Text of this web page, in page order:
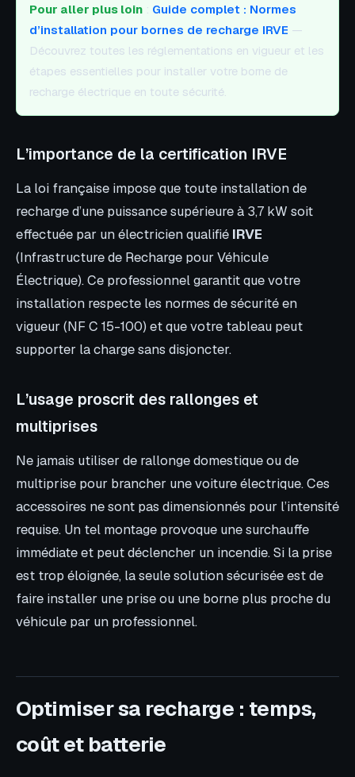
Pour aller plus loin : Guide complet : Normes
d’installation pour bornes de recharge IRVE —
Découvrez toutes les réglementations en vigueur et les
étapes essentielles pour installer votre borne de
recharge électrique en toute sécurité.
L’importance de la certification IRVE
La loi française impose que toute installation de
recharge d’une puissance supérieure à 3,7 kW soit
effectuée par un électricien qualifié IRVE
(Infrastructure de Recharge pour Véhicule
Électrique). Ce professionnel garantit que votre
installation respecte les normes de sécurité en
vigueur (NF C 15-100) et que votre tableau peut
supporter la charge sans disjoncter.
L’usage proscrit des rallonges et
multiprises
Ne jamais utiliser de rallonge domestique ou de
multiprise pour brancher une voiture électrique. Ces
accessoires ne sont pas dimensionnés pour l’intensité
requise. Un tel montage provoque une surchauffe
immédiate et peut déclencher un incendie. Si la prise
est trop éloignée, la seule solution sécurisée est de
faire installer une prise ou une borne plus proche du
véhicule par un professionnel.
Optimiser sa recharge : temps,
coût et batterie